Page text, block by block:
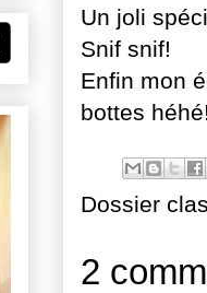
Un joli
Snif snif!
Enfin mon
bottes héhé
Dossier
2